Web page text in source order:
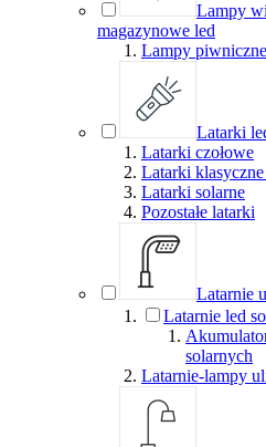
Lampy
magazynowe led
Lampy
Latarki
Latarki czołowe
Latarki klasyczne
Latarki solarne
Pozostałe latarki
Latarnie
Latarnie led
solarnych
Latarnie-lampy